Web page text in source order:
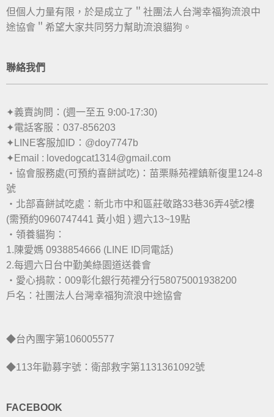
但個人力量有限，於是成立了＂社團法人台灣幸福狗流浪中
途協會＂希望大家共同努力幫助流浪貓狗。
聯絡我們
✦義賣詢問：(週一至五 9:00-17:30)
✦電話客服：037-856203
✦LINE客服加ID：@doy7747b
✦Email : lovedogcat1314@gmail.com
・協會服務處(可預約喜餅試吃)：苗栗縣苑裡鎮新復里124-8
號
・北部喜餅試吃處：新北市中和區莊敬路33巷36弄4號2樓
(需預約0960747441 黃小姐 ) 週六13~19點
・領養貓狗：
1.陳愛媽 0938854666 (LINE ID同電話)
2.每週六日台中勤美綠園道送養會
・愛心捐款：009彰化銀行苑裡分行58075001938200
戶名：社團法人台灣幸福狗流浪中途協會
◆台內團字第106005577
◆113年勸募字號：衛部救字第1131361092號
FACEBOOK